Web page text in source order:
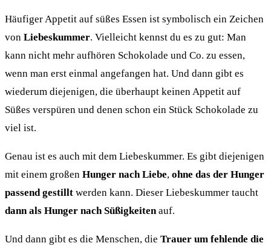
Häufiger Appetit auf süßes Essen ist symbolisch ein Zeichen
von Liebeskummer. Vielleicht kennst du es zu gut: Man
kann nicht mehr aufhören Schokolade und Co. zu essen,
wenn man erst einmal angefangen hat. Und dann gibt es
wiederum diejenigen, die überhaupt keinen Appetit auf
Süßes verspüren und denen schon ein Stück Schokolade zu
viel ist.
Genau ist es auch mit dem Liebeskummer. Es gibt diejenigen
mit einem großen Hunger nach Liebe, ohne das der Hunger
passend gestillt werden kann. Dieser Liebeskummer taucht
dann als Hunger nach Süßigkeitenauf.
Und dann gibt es die Menschen, die Trauer um fehlende die